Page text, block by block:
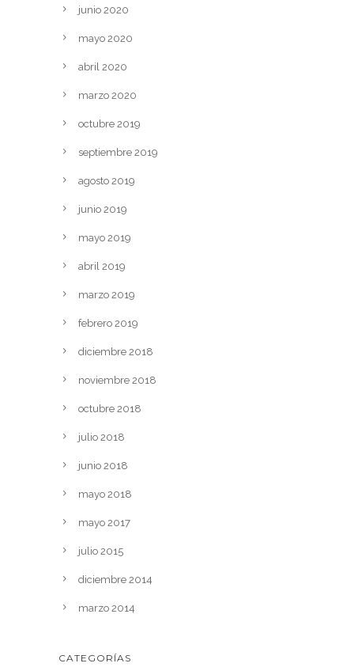
junio 2020
mayo 2020
abril 2020
marzo 2020
octubre 2019
septiembre 2019
agosto 2019
junio 2019
mayo 2019
abril 2019
marzo 2019
febrero 2019
diciembre 2018
noviembre 2018
octubre 2018
julio 2018
junio 2018
mayo 2018
mayo 2017
julio 2015
diciembre 2014
marzo 2014
CATEGORÍAS